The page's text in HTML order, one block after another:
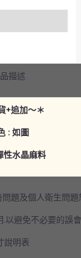
描述
+追加～＊
: 如圖
性水晶麻料
題及個人衛生問
以避免不必要的誤
說明表